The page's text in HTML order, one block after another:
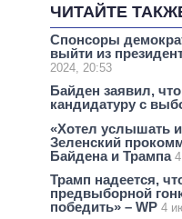
ЧИТАЙТЕ
Спонсоры
выйти из
2024, 20:53
Байден заявил,
кандидатуру с
«Хотел услышать
Зеленский
Байдена и Трампа
Трамп надеется,
предвыборной
победить» – WP 4